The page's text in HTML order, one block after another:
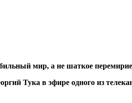
мир, а не шаткое
Тука в эфире одного из